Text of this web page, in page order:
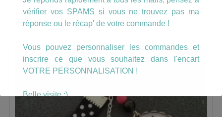
AJOUTER AU PANIER
vérifier vos SPAMS si vous ne trouvez pas ma
réponse ou le récap' de votre commande !
Vous pouvez personnaliser les commandes et
inscrire ce que vous souhaitez dans l'encart
VOTRE PERSONNALISATION !
Belle visite :)